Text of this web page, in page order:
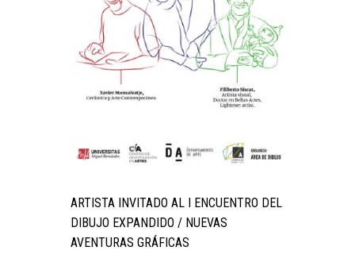
ARTISTA INVITADO AL I ENCUENTRO DEL
DIBUJO EXPANDIDO / NUEVAS
AVENTURAS GRÁFICAS